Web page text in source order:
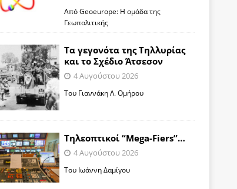
Από Geoeurope: H ομάδα της
Γεωπολιτικής
Τα γεγονότα της Τηλλυρίας
και το Σχέδιο Άτσεσον
4 Αυγούστου 2026
Toυ Γιαννάκη Λ. Ομήρου
Tηλεοπτικοί “Mega-Fiers”…
4 Αυγούστου 2026
Toυ Ιωάννη Δαμίγου